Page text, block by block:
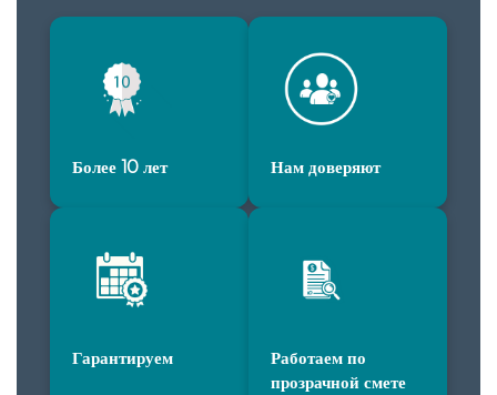
Более 10 лет Нам доверяют
Гарантируем
Работаем по
прозрачной смете